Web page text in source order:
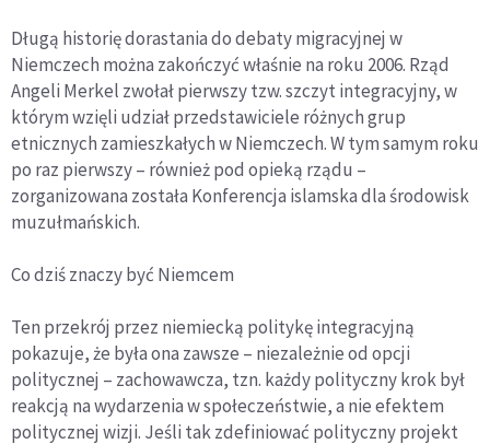
Długą historię dorastania do debaty migracyjnej w
Niemczech można zakończyć właśnie na roku 2006. Rząd
Angeli Merkel zwołał pierwszy tzw. szczyt integracyjny, w
którym wzięli udział przedstawiciele różnych grup
etnicznych zamieszkałych w Niemczech. W tym samym roku
po raz pierwszy – również pod opieką rządu –
zorganizowana została Konferencja islamska dla środowisk
muzułmańskich.
Co dziś znaczy być Niemcem
Ten przekrój przez niemiecką politykę integracyjną
pokazuje, że była ona zawsze – niezależnie od opcji
politycznej – zachowawcza, tzn. każdy polityczny krok był
reakcją na wydarzenia w społeczeństwie, a nie efektem
politycznej wizji. Jeśli tak zdefiniować polityczny projekt